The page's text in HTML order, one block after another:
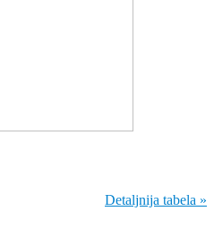
Detaljnija tabela »